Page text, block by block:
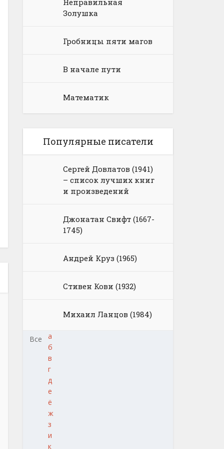
Неправильная
Золушка
Гробницы пяти магов
В начале пути
Математик
Популярные писатели
Сергей Довлатов (1941)
– список лучших книг
и произведений
Джонатан Свифт (1667-
1745)
Андрей Круз (1965)
Стивен Кови (1932)
Михаил Ланцов (1984)
Все
а
б
в
г
д
е
ё
ж
з
и
к